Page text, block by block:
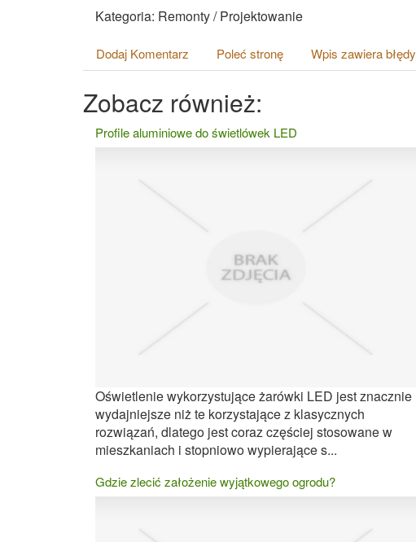
Kategoria: Remonty / Projektowanie
Dodaj Komentarz Poleć stronę Wpis zawiera błędy
Zobacz również:
Profile aluminiowe do świetlówek LED
Oświetlenie wykorzystujące żarówki LED jest znacznie
wydajniejsze niż te korzystające z klasycznych
rozwiązań, dlatego jest coraz częściej stosowane w
mieszkaniach i stopniowo wypierające s...
Gdzie zlecić założenie wyjątkowego ogrodu?